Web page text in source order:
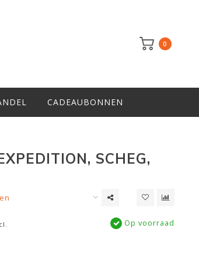
0
CADEAUBONNEN
SCHEG,
Op voorraad